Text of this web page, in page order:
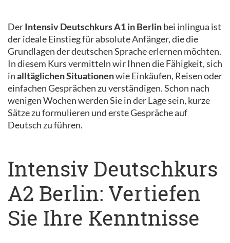
DerIntensiv Deutschkurs A1 in Berlinbei inlingua ist
der ideale Einstieg für absolute Anfänger, die die
Grundlagen der deutschen Sprache erlernen möchten.
In diesem Kurs vermitteln wir Ihnen die Fähigkeit, sich
inalltäglichen Situationenwie Einkäufen, Reisen oder
einfachen Gesprächen zu verständigen. Schon nach
wenigen Wochen werden Sie in der Lage sein, kurze
Sätze zu formulieren und erste Gespräche auf
Deutsch zu führen.
Intensiv Deutschkurs
A2 Berlin: Vertiefen
Sie Ihre Kenntnisse